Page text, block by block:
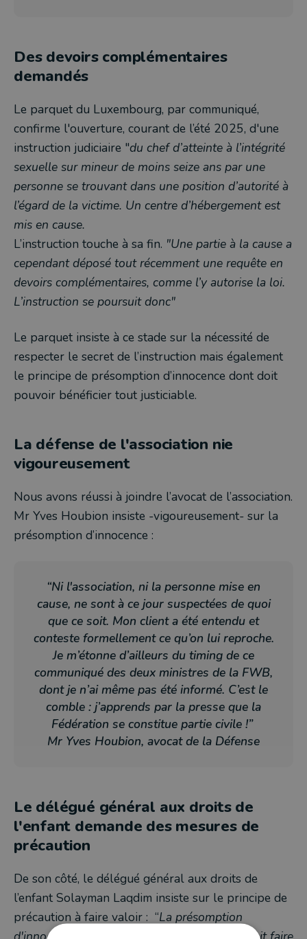
Des devoirs complémentaires
demandés
Le parquet du Luxembourg, par communiqué,
confirme l'ouverture, courant de l’été 2025, d'une
instruction judiciaire "du chef d’atteinte à l’intégrité
sexuelle sur mineur de moins seize ans par une
personne se trouvant dans une position d’autorité à
l’égard de la victime. Un centre d’hébergement est
mis en cause.
L’instruction touche à sa fin. "Une partie à la cause a
cependant déposé tout récemment une requête en
devoirs complémentaires, comme l’y autorise la loi.
L’instruction se poursuit donc"
Le parquet insiste à ce stade sur la nécessité de
respecter le secret de l’instruction mais également
le principe de présomption d’innocence dont doit
pouvoir bénéficier tout justiciable.
La défense de l'association nie
vigoureusement
Nous avons réussi à joindre l’avocat de l’association.
Mr Yves Houbion insiste -vigoureusement- sur la
présomption d’innocence :
“Ni l'association, ni la personne mise en
cause, ne sont à ce jour suspectées de quoi
que ce soit. Mon client a été entendu et
conteste formellement ce qu’on lui reproche.
Je m’étonne d’ailleurs du timing de ce
communiqué des deux ministres de la FWB,
dont je n’ai même pas été informé. C’est le
comble : j’apprends par la presse que la
Fédération se constitue partie civile !”
Mr Yves Houbion, avocat de la Défense
Le délégué général aux droits de
l'enfant demande des mesures de
précaution
De son côté, le délégué général aux droits de
l’enfant Solayman Laqdim insiste sur le principe de
précaution à faire valoir : “La présomption